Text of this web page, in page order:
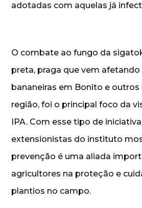
adotadas com aquelas já
O combate ao fungo da
preta, praga que vem
bananeiras em Bonito e
região, foi o principal foco da
IPA. Com esse tipo de
extensionistas do instituto
prevenção é uma aliada
agricultores na proteção e
plantios no campo.